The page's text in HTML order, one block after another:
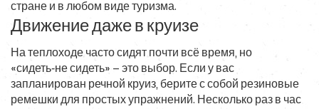
стране и в любом виде туризма.
Движение даже в круизе
На теплоходе часто сидят почти всё время, но
«сидеть‑не сидеть» – это выбор. Если у вас
запланирован речной круиз, берите с собой резиновые
ремешки для простых упражнений. Несколько раз в час